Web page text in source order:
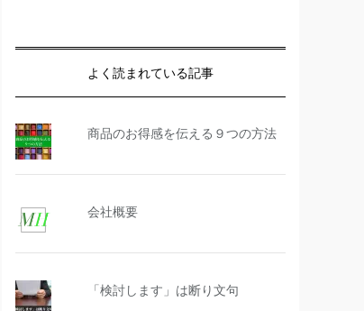
よく読まれている記事
商品のお得感を伝える９つの方法
会社概要
「検討します」は断り文句